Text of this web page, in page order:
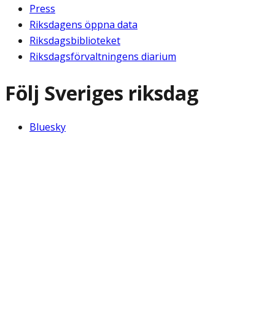
Press
Riksdagens öppna data
Riksdagsbiblioteket
Riksdagsförvaltningens diarium
Följ Sveriges riksdag
Bluesky